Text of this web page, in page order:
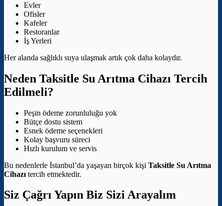
Evler
Ofisler
Kafeler
Restoranlar
İş Yerleri
Her alanda sağlıklı suya ulaşmak artık çok daha kolaydır.
Neden Taksitle Su Arıtma Cihazı Tercih
Edilmeli?
Peşin ödeme zorunluluğu yok
Bütçe dostu sistem
Esnek ödeme seçenekleri
Kolay başvuru süreci
Hızlı kurulum ve servis
Bu nedenlerle İstanbul’da yaşayan birçok kişi Taksitle Su Arıtma
Cihazı tercih etmektedir.
Siz Çağrı Yapın Biz Sizi Arayalım